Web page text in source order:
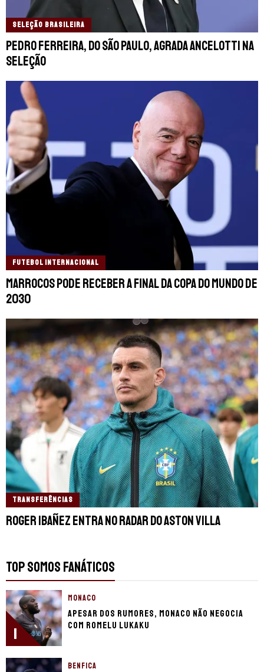
SELEÇÃO BRASILEIRA
Pedro Ferreira, do São Paulo, agrada Ancelotti na
seleção
FUTEBOL INTERNACIONAL
Marrocos pode receber a final da Copa do Mundo de
2030
TRANSFERÊNCIAS
Roger Ibañez entra no radar do Aston Villa
TOP SOMOS FANÁTICOS
1
MONACO
Apesar dos rumores, Monaco não negocia
com Romelu Lukaku
BENFICA